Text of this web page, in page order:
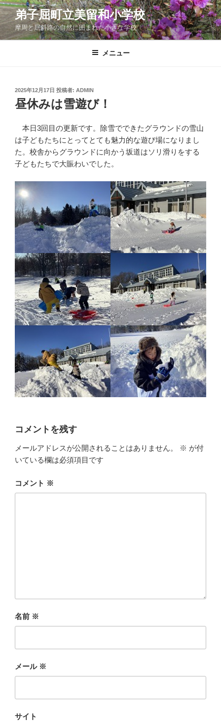
コ
ン
テ
ン
弟子屈町立美留和小学校
摩周と屈斜路の自然に囲まれた小さな学校
メニュー
投
稿
日:
2025年12月17日 投稿者: ADMIN
昼休みは雪遊び！
本日3回目の更新です。除雪でできたグラウンドの雪山
は子どもたちにとってとても魅力的な遊び場になりまし
た。校舎からグラウンドに向かう坂道はソリ滑りをする
子どもたちで大賑わいでした。
コメントを残す
メールアドレスが公開されることはありません。 ※ が付
いている欄は必須項目です
コメント ※
名前 ※
メール ※
サイト